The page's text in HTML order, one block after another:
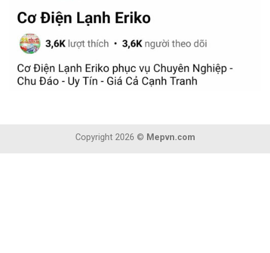
Copyright 2026 © Mepvn.com